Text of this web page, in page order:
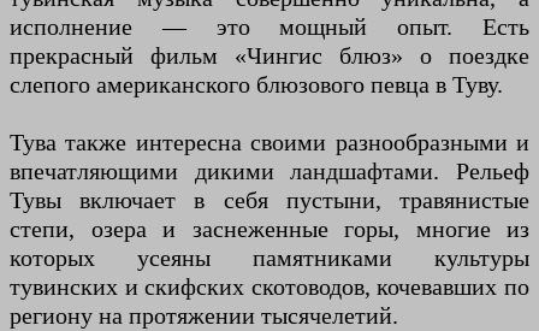
исполнение — это мощный опыт. Есть
прекрасный фильм «Чингис блюз» о поездке
слепого американского блюзового певца в Туву.
Тува также интересна своими разнообразными и
впечатляющими дикими ландшафтами. Рельеф
Тувы включает в себя пустыни, травянистые
степи, озера и заснеженные горы, многие из
которых усеяны памятниками культуры
тувинских и скифских скотоводов, кочевавших по
региону на протяжении тысячелетий.